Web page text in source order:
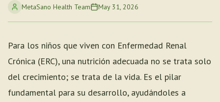
MetaSano Health Team May 31, 2026
Para los niños que viven con Enfermedad Renal
Crónica (ERC), una nutrición adecuada no se trata solo
del crecimiento; se trata de la vida. Es el pilar
fundamental para su desarrollo, ayudándoles a